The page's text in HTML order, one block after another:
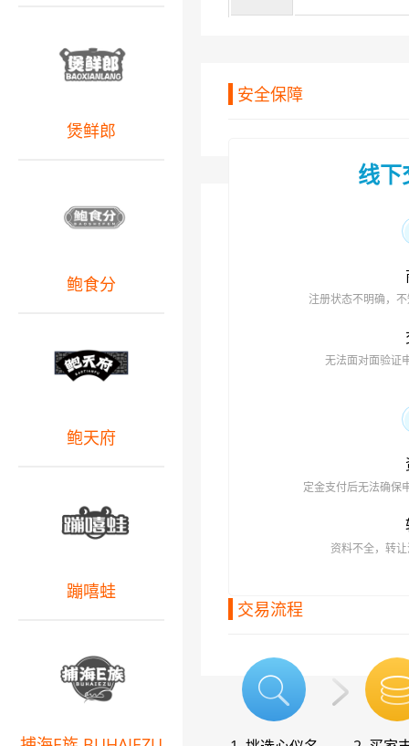
安全保障
线下
注册状态不明确，
无法面对面验证
定金支付后无法确保
资料不全，转
交易流程
煲鲜郎
鲍食分
鲍天府
蹦嘻蛙